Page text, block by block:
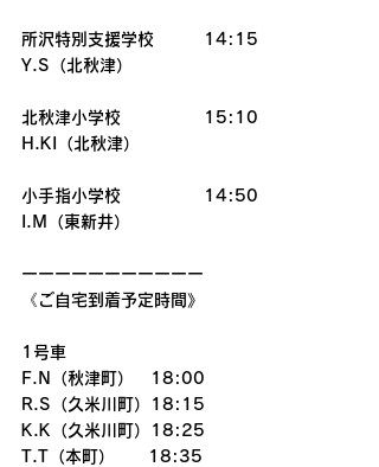
所沢特別支援学校　　　14:15
Y.S（北秋津）
北秋津小学校　　　　　15:10
H.KI（北秋津）
小手指小学校　　　　　14:50
I.M（東新井）
ーーーーーーーーーーー
《ご自宅到着予定時間》
1号車
F.N（秋津町）　18:00
R.S（久米川町）18:15
K.K（久米川町）18:25
T.T（本町）　　18:35